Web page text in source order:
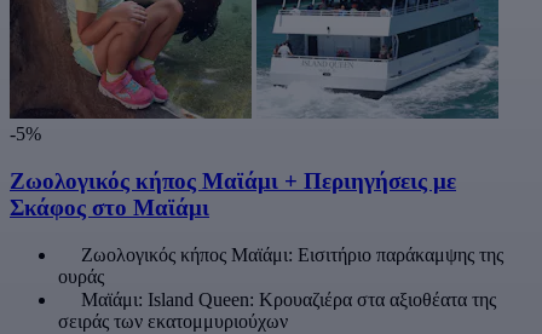
-5%
Ζωολογικός κήπος Μαϊάμι + Περιηγήσεις με
Σκάφος στο Μαϊάμι
Ζωολογικός κήπος Μαϊάμι: Εισιτήριο παράκαμψης της
ουράς
Μαϊάμι: Island Queen: Κρουαζιέρα στα αξιοθέατα της
σειράς των εκατομμυριούχων